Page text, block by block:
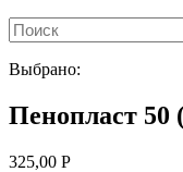
Выбрано:
Пенопласт 50
325,00 Р